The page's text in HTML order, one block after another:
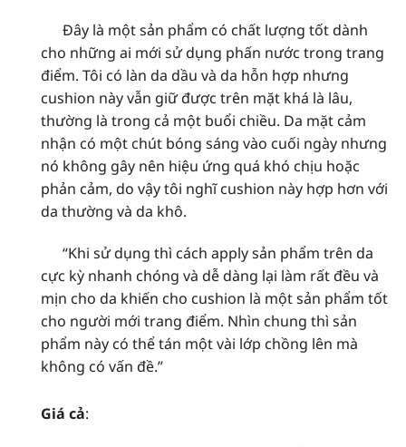
Đây là một sản phẩm có chất lượng tốt dành
cho những ai mới sử dụng phấn nước trong trang
điểm. Tôi có làn da dầu và da hỗn hợp nhưng
cushion này vẫn giữ được trên mặt khá là lâu,
thường là trong cả một buổi chiều. Da mặt cảm
nhận có một chút bóng sáng vào cuối ngày nhưng
nó không gây nên hiệu ứng quá khó chịu hoặc
phản cảm, do vậy tôi nghĩ cushion này hợp hơn với
da thường và da khô.
“Khi sử dụng thì cách apply sản phẩm trên da
cực kỳ nhanh chóng và dễ dàng lại làm rất đều và
mịn cho da khiến cho cushion là một sản phẩm tốt
cho người mới trang điểm. Nhìn chung thì sản
phẩm này có thể tán một vài lớp chồng lên mà
không có vấn đề.”
Giá cả: